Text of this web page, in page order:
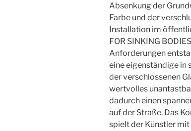
Absenkung der
Farbe und der
Installation im
FOR SINKING
Anforderungen
eine eigenständige in
der verschlossenen
wertvolles
dadurch einen
auf der Straße. Das
spielt der Künstler